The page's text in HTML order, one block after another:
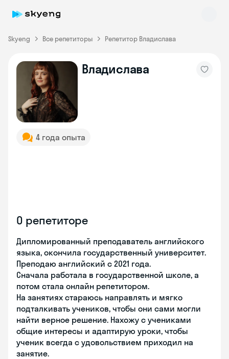
Skyeng Все репетиторы Репетитор Владислава
Владислава
4 года опыта
О репетиторе
Дипломированный преподаватель английского
языка, окончила государственный университет.
Преподаю английский с 2021 года.
Сначала работала в государственной школе, а
потом стала онлайн репетитором.
На занятиях стараюсь направлять и мягко
подталкивать учеников, чтобы они сами могли
найти верное решение. Нахожу с учениками
общие интересы и адаптирую уроки, чтобы
ученик всегда с удовольствием приходил на
занятие.
Skyeng Chat
online